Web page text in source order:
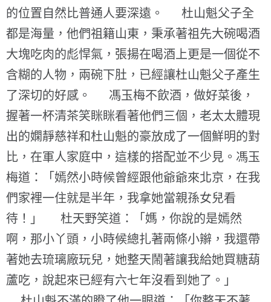
的位置自然比普通人要深遠。 杜山魁父子全
都是海量，他們祖籍山東，秉承著祖先大碗喝酒
大塊吃肉的彪悍氣，張揚在喝酒上更是一個從不
含糊的人物，兩碗下肚，已經讓杜山魁父子產生
了深切的好感。 馮玉梅不飲酒，做好菜後，
握著一杯清茶笑眯眯看著他們三個，老太太體現
出的嫻靜慈祥和杜山魁的豪放成了一個鮮明的對
比，在軍人家庭中，這樣的搭配並不少見。馮玉
梅道：「嫣然小時候曾經跟他爺爺來北京，在我
們家裡一住就是半年，我拿她當親孫女兒看
待！」 杜天野笑道：「媽，你說的是嫣然
啊，那小丫頭，小時候總扎著兩條小辮，我還帶
著她去琉璃廠玩兒，她整天鬧著讓我給她買糖葫
蘆吃，說起來已經有六七年沒看到她了。」